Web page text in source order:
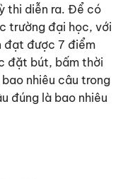
thi diễn ra. Để có
trường đại học, với
đạt được 7 điểm
đặt bút, bấm thời
nhiêu câu trong
đúng là bao nhiêu